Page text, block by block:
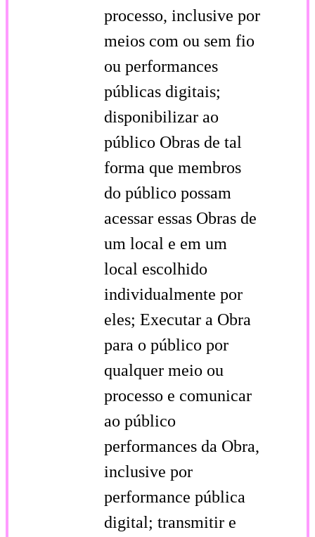
processo, inclusive por
meios com ou sem fio
ou performances
públicas digitais;
disponibilizar ao
público Obras de tal
forma que membros
do público possam
acessar essas Obras de
um local e em um
local escolhido
individualmente por
eles; Executar a Obra
para o público por
qualquer meio ou
processo e comunicar
ao público
performances da Obra,
inclusive por
performance pública
digital; transmitir e